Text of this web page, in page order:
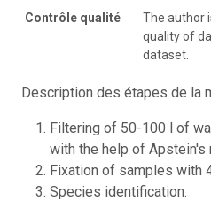
Contrôle qualité
The author
quality of
dataset.
Description des étapes de la
Filtering of 50-100 l of
with the help of Apstein's
Fixation of samples with
Species identification.